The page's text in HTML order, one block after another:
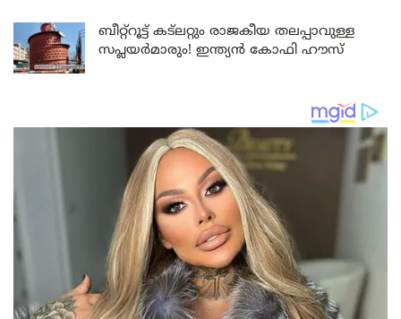
ബീറ്റ്‌റൂട്ട് കട്‌ലറ്റും രാജകീയ തലപ്പാവുള്ള
സപ്ലയർമാരും! ഇന്ത്യൻ കോഫി ഹൗസ്